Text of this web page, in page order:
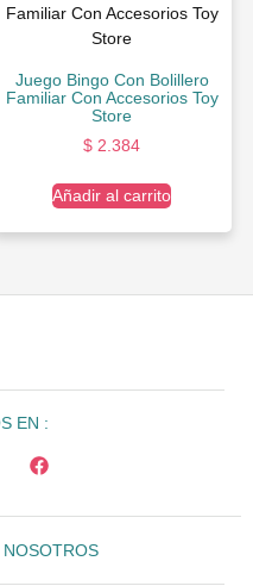
Juego Bingo Con Bolillero
Familiar Con Accesorios Toy
Store
$ 2.384
Añadir al carrito
EN :